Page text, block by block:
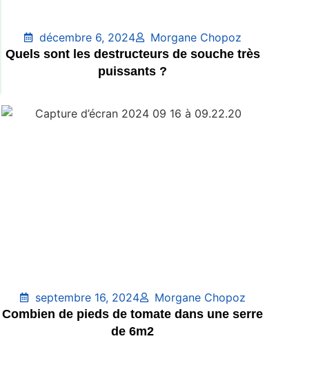
décembre 6, 2024
Morgane Chopoz
Quels sont les destructeurs de souche très
puissants ?
septembre 16, 2024
Morgane Chopoz
Combien de pieds de tomate dans une serre
de 6m2